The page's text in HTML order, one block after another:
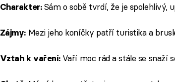
Charakter:Sám o sobě tvrdí, že je spolehlivý,
Zájmy:Mezi jeho koníčky patří turistika a
Vztah k vaření:Vaří moc rád a stále se snaží